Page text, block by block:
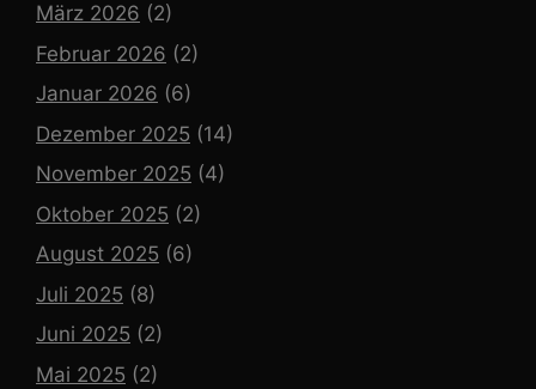
März 2026 (2)
Februar 2026 (2)
Januar 2026 (6)
Dezember 2025 (14)
November 2025 (4)
Oktober 2025 (2)
August 2025 (6)
Juli 2025 (8)
Juni 2025 (2)
Mai 2025 (2)